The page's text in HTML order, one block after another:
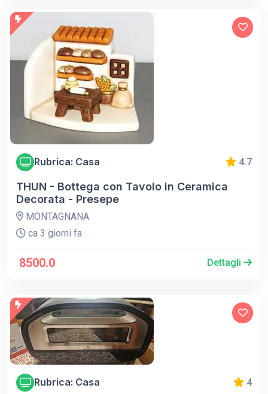
Rubrica: Casa 4.7
THUN - Bottega con Tavolo in Ceramica
Decorata - Presepe
MONTAGNANA
ca 3 giorni fa
8500.0 Dettagli
Rubrica: Casa 4